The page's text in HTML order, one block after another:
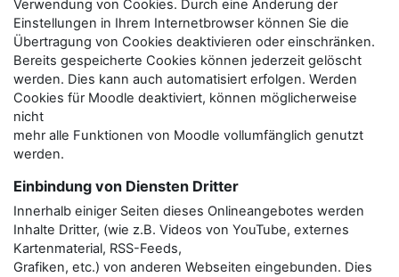
Verwendung von Cookies. Durch eine Änderung der
Einstellungen in Ihrem Internetbrowser können Sie die
Übertragung von Cookies deaktivieren oder einschränken.
Bereits gespeicherte Cookies können jederzeit gelöscht
werden. Dies kann auch automatisiert erfolgen. Werden
Cookies für Moodle deaktiviert, können möglicherweise
nicht
mehr alle Funktionen von Moodle vollumfänglich genutzt
werden.
Einbindung von Diensten Dritter
Innerhalb einiger Seiten dieses Onlineangebotes werden
Inhalte Dritter, (wie z.B. Videos von YouTube, externes
Kartenmaterial, RSS-Feeds,
Grafiken, etc.) von anderen Webseiten eingebunden. Dies